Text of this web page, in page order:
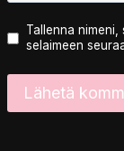
Tallenna
selaimeen